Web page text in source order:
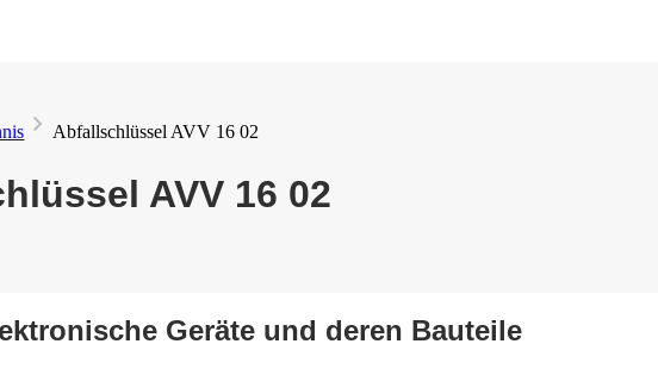
Abfallschlüssel AVV 16 02
AVV 16 02
Geräte und deren Bauteile